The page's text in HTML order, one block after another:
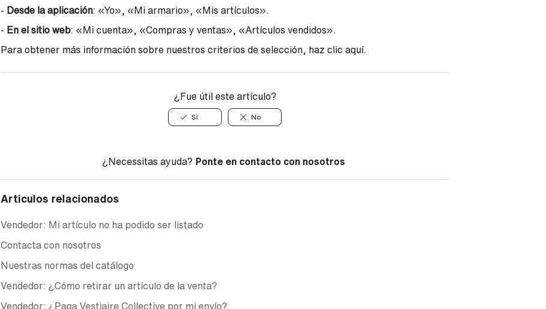
- Desde la aplicación: «Yo», «Mi armario», «Mis artículos».
- En el sitio web: «Mi cuenta», «Compras y ventas», «Artículos vendidos».
Para obtener más información sobre nuestros criterios de selección, haz clic aquí.
¿Fue útil este artículo?
Sí No
¿Necessitas ayuda? Ponte en contacto con nosotros
Artículos relacionados
Vendedor: Mi artículo no ha podido ser listado
Contacta con nosotros
Nuestras normas del catálogo
Vendedor: ¿Cómo retirar un artículo de la venta?
Vendedor: ¿Paga Vestiaire Collective por mi envío?